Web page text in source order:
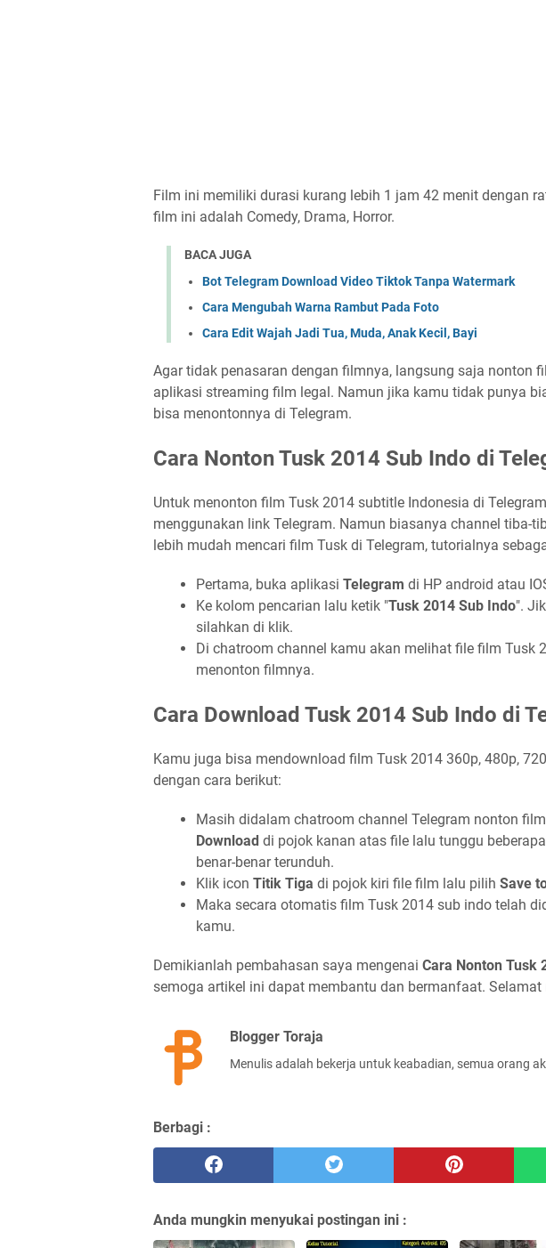
Film ini memiliki durasi kurang lebih 1 jam 42 menit dengan
film ini adalah Comedy, Drama, Horror.
BACA JUGA
Bot Telegram Download Video Tiktok Tanpa Watermark
Cara Mengubah Warna Rambut Pada Foto
Cara Edit Wajah Jadi Tua, Muda, Anak Kecil, Bayi
Agar tidak penasaran dengan filmnya, langsung saja nonton
aplikasi streaming film legal. Namun jika kamu tidak punya
bisa menontonnya di Telegram.
Cara Nonton Tusk 2014 Sub Indo di
Untuk menonton film Tusk 2014 subtitle Indonesia di
menggunakan link Telegram. Namun biasanya channel tiba-
lebih mudah mencari film Tusk di Telegram, tutorialnya
Pertama, buka aplikasi Telegram di HP android atau
Ke kolom pencarian lalu ketik "Tusk 2014 Sub Indo".
silahkan di klik.
Di chatroom channel kamu akan melihat file film Tusk
menonton filmnya.
Cara Download Tusk 2014 Sub Indo di
Kamu juga bisa mendownload film Tusk 2014 360p, 480p,
dengan cara berikut:
Masih didalam chatroom channel Telegram nonton
Download di pojok kanan atas file lalu tunggu
benar-benar terunduh.
Klik icon Titik Tiga di pojok kiri file film lalu pilih Save
Maka secara otomatis film Tusk 2014 sub indo telah
kamu.
Demikianlah pembahasan saya mengenai Cara Nonton Tusk
semoga artikel ini dapat membantu dan bermanfaat. Selamat
Blogger Toraja
Menulis adalah bekerja untuk keabadian, semua orang
Berbagi :
Anda mungkin menyukai postingan ini :